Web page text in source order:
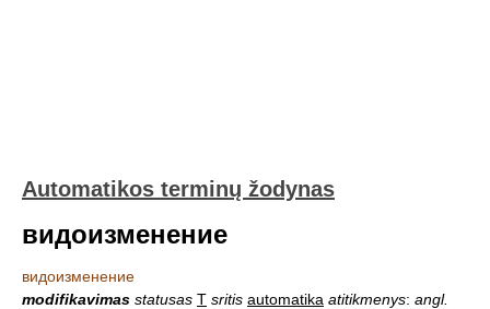
Automatikos terminų žodynas
видоизменение
видоизменение
modifikavimas statusas T sritis automatika atitikmenys: angl.